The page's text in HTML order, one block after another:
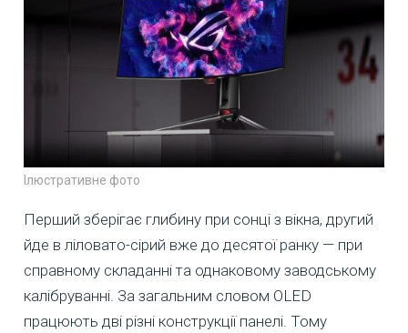
Ілюстративне фото
Перший зберігає глибину при сонці з вікна, другий
йде в ліловато-сірий вже до десятої ранку — при
справному складанні та однаковому заводському
калібруванні. За загальним словом OLED
працюють дві різні конструкції панелі. Тому